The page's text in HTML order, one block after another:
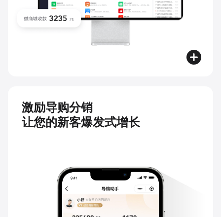
激励导购分销
让您的新客爆发式增长